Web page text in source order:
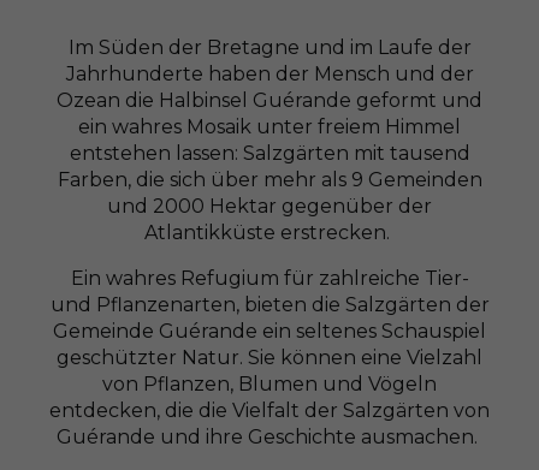
Im Süden der Bretagne und im Laufe der
Jahrhunderte haben der Mensch und der
Ozean die Halbinsel Guérande geformt und
ein wahres Mosaik unter freiem Himmel
entstehen lassen: Salzgärten mit tausend
Farben, die sich über mehr als 9 Gemeinden
und 2000 Hektar gegenüber der
Atlantikküste erstrecken.
Ein wahres Refugium für zahlreiche Tier-
und Pflanzenarten, bieten die Salzgärten der
Gemeinde Guérande ein seltenes Schauspiel
geschützter Natur. Sie können eine Vielzahl
von Pflanzen, Blumen und Vögeln
entdecken, die die Vielfalt der Salzgärten von
Guérande und ihre Geschichte ausmachen.